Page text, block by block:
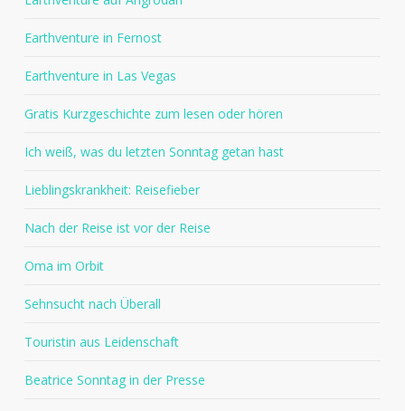
Earthventure in Fernost
Earthventure in Las Vegas
Gratis Kurzgeschichte zum lesen oder hören
Ich weiß, was du letzten Sonntag getan hast
Lieblingskrankheit: Reisefieber
Nach der Reise ist vor der Reise
Oma im Orbit
Sehnsucht nach Überall
Touristin aus Leidenschaft
Beatrice Sonntag in der Presse